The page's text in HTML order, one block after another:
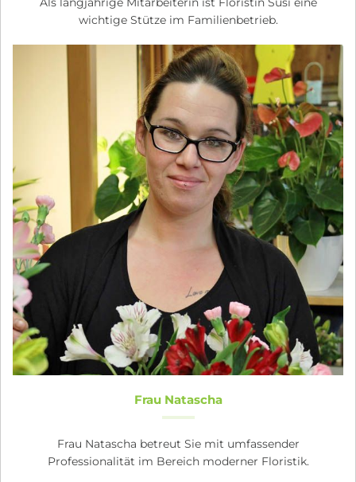
wichtige Stütze im Familienbetrieb.
Frau Natascha
Frau Natascha betreut Sie mit umfassender
Professionalität im Bereich moderner Floristik.